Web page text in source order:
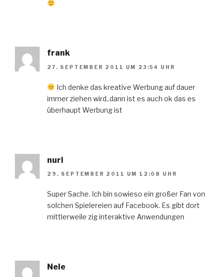
frank
27. SEPTEMBER 2011 UM 23:54 UHR
Ich denke das kreative Werbung auf dauer
immer ziehen wird..dann ist es auch ok das es
überhaupt Werbung ist
nuri
29. SEPTEMBER 2011 UM 12:08 UHR
Super Sache. Ich bin sowieso ein großer Fan von
solchen Spielereien auf Facebook. Es gibt dort
mittlerweile zig interaktive Anwendungen
Nele